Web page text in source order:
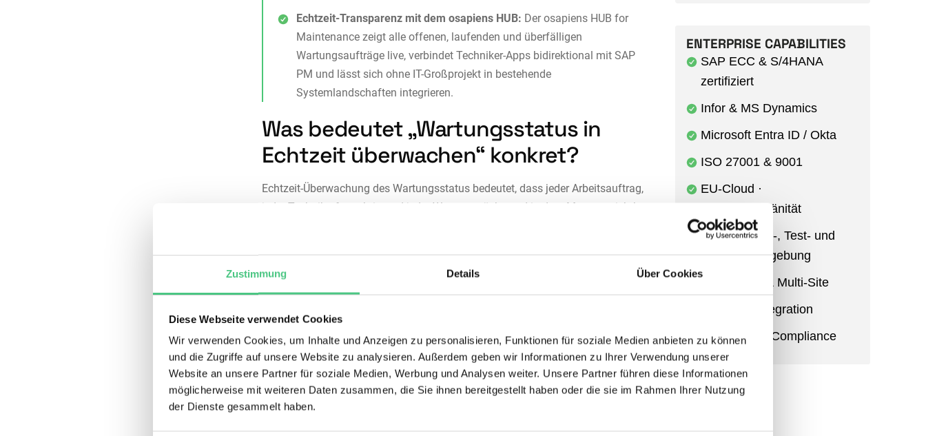
Zustimmung Details Über Cookies
Diese Webseite verwendet Cookies
Wir verwenden Cookies, um Inhalte und Anzeigen zu personalisieren, Funktionen für soziale Medien anbieten zu können
und die Zugriffe auf unsere Website zu analysieren. Außerdem geben wir Informationen zu Ihrer Verwendung unserer
Website an unsere Partner für soziale Medien, Werbung und Analysen weiter. Unsere Partner führen diese Informationen
möglicherweise mit weiteren Daten zusammen, die Sie ihnen bereitgestellt haben oder die sie im Rahmen Ihrer Nutzung
der Dienste gesammelt haben.
Echtzeit-Transparenz mit dem osapiens HUB: Der osapiens HUB for
Maintenance zeigt alle offenen, laufenden und überfälligen
Wartungsaufträge live, verbindet Techniker-Apps bidirektional mit SAP
PM und lässt sich ohne IT-Großprojekt in bestehende
Systemlandschaften integrieren.
Was bedeutet „Wartungsstatus in
Echtzeit überwachen“ konkret?
Echtzeit-Überwachung des Wartungsstatus bedeutet, dass jeder Arbeitsauftrag,
jeder Technikerfortschritt und jeder Wartungsrückstand in dem Moment sichtbar
Dimension
Operativer
Wartungsstatus
Status aller Arbeitsaufträge (offen, in
Bearbeitung, abgeschlossen,
CMMS mit
Echtzeit-
Dashboard
ENTERPRISE CAPABILITIES
SAP ECC & S/4HANA
zertifiziert
Infor & MS Dynamics
Microsoft Entra ID / Okta
ISO 27001 & 9001
EU-Cloud ·
Datensouveränität
Entwicklungs-, Test- und
Produktivumgebung
Multi-Entity & Multi-Site
Power BI Integration
Audit Trail & Compliance